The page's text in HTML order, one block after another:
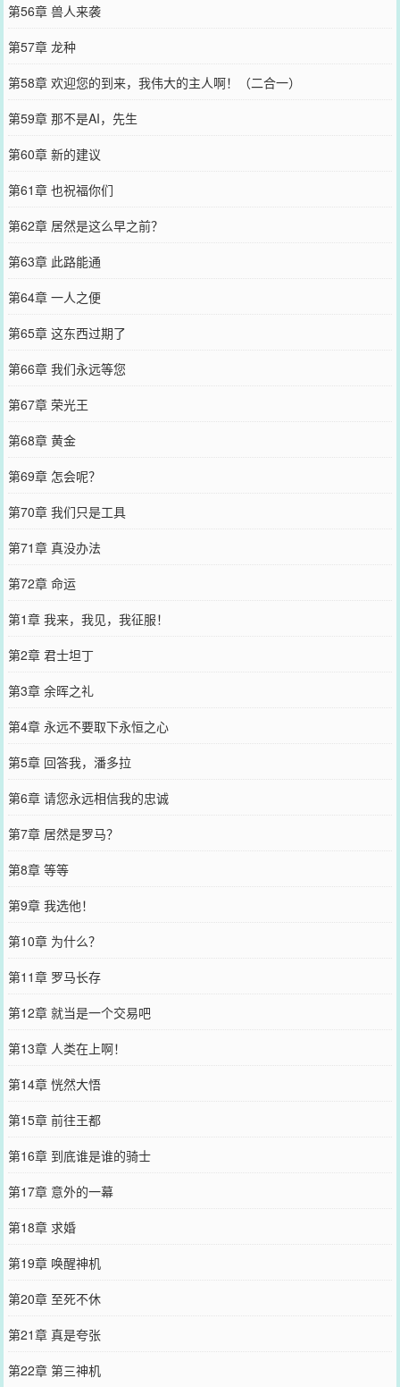
第56章 兽人来袭
第57章 龙种
第58章 欢迎您的到来，我伟大的主人啊！（二合一）
第59章 那不是AI，先生
第60章 新的建议
第61章 也祝福你们
第62章 居然是这么早之前？
第63章 此路能通
第64章 一人之便
第65章 这东西过期了
第66章 我们永远等您
第67章 荣光王
第68章 黄金
第69章 怎会呢？
第70章 我们只是工具
第71章 真没办法
第72章 命运
第1章 我来，我见，我征服！
第2章 君士坦丁
第3章 余晖之礼
第4章 永远不要取下永恒之心
第5章 回答我，潘多拉
第6章 请您永远相信我的忠诚
第7章 居然是罗马？
第8章 等等
第9章 我选他！
第10章 为什么？
第11章 罗马长存
第12章 就当是一个交易吧
第13章 人类在上啊！
第14章 恍然大悟
第15章 前往王都
第16章 到底谁是谁的骑士
第17章 意外的一幕
第18章 求婚
第19章 唤醒神机
第20章 至死不休
第21章 真是夸张
第22章 第三神机